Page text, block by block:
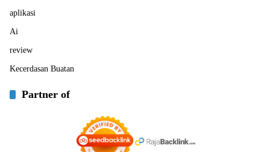
aplikasi
Ai
review
Kecerdasan Buatan
Partner of